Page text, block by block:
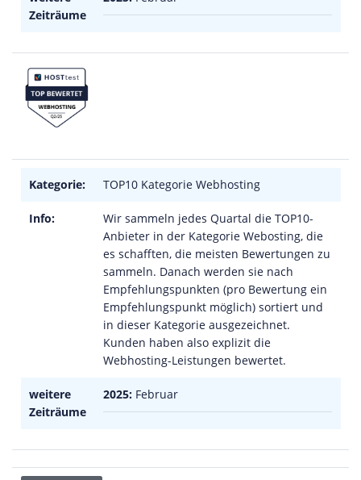
Zeiträume
Kategorie: TOP10 Kategorie Webhosting
Info:
Wir sammeln jedes Quartal die TOP10-
Anbieter in der Kategorie Webosting, die
es schafften, die meisten Bewertungen zu
sammeln. Danach werden sie nach
Empfehlungspunkten (pro Bewertung ein
Empfehlungspunkt möglich) sortiert und
in dieser Kategorie ausgezeichnet.
Kunden haben also explizit die
Webhosting-Leistungen bewertet.
weitere
Zeiträume
2025: Februar